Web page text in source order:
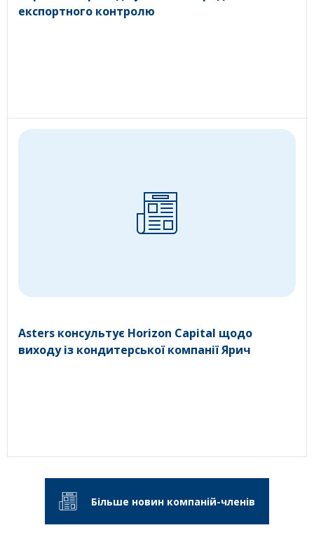
експортного контролю
Asters консультує Horizon Capital щодо
виходу із кондитерської компанії Ярич
Більше новин компаній-членів